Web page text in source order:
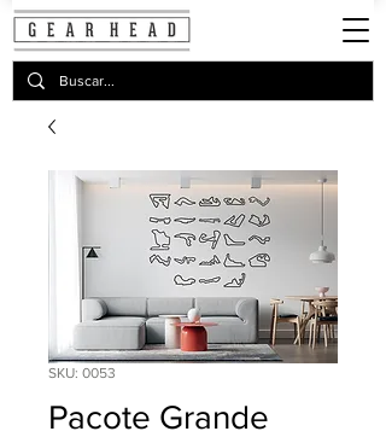
SKU: 0053
Pacote Grande